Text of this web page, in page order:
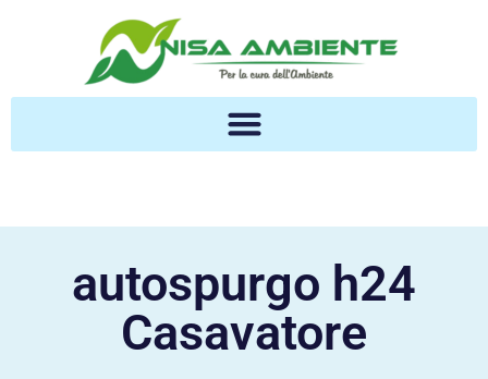
autospurgo h24
Casavatore